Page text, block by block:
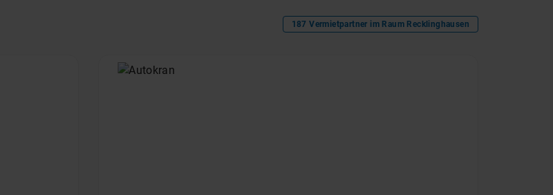
187 Vermietpartner im Raum Recklinghausen